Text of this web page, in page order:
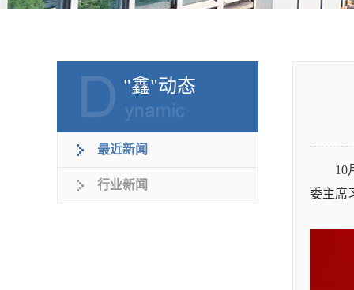
"鑫"动态
最近新闻
行业新闻
10
委主席